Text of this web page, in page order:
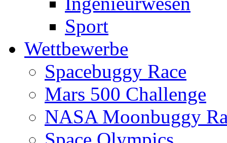
Sport
Wettbewerbe
Spacebuggy Race
Mars 500 Challenge
NASA Moonbuggy